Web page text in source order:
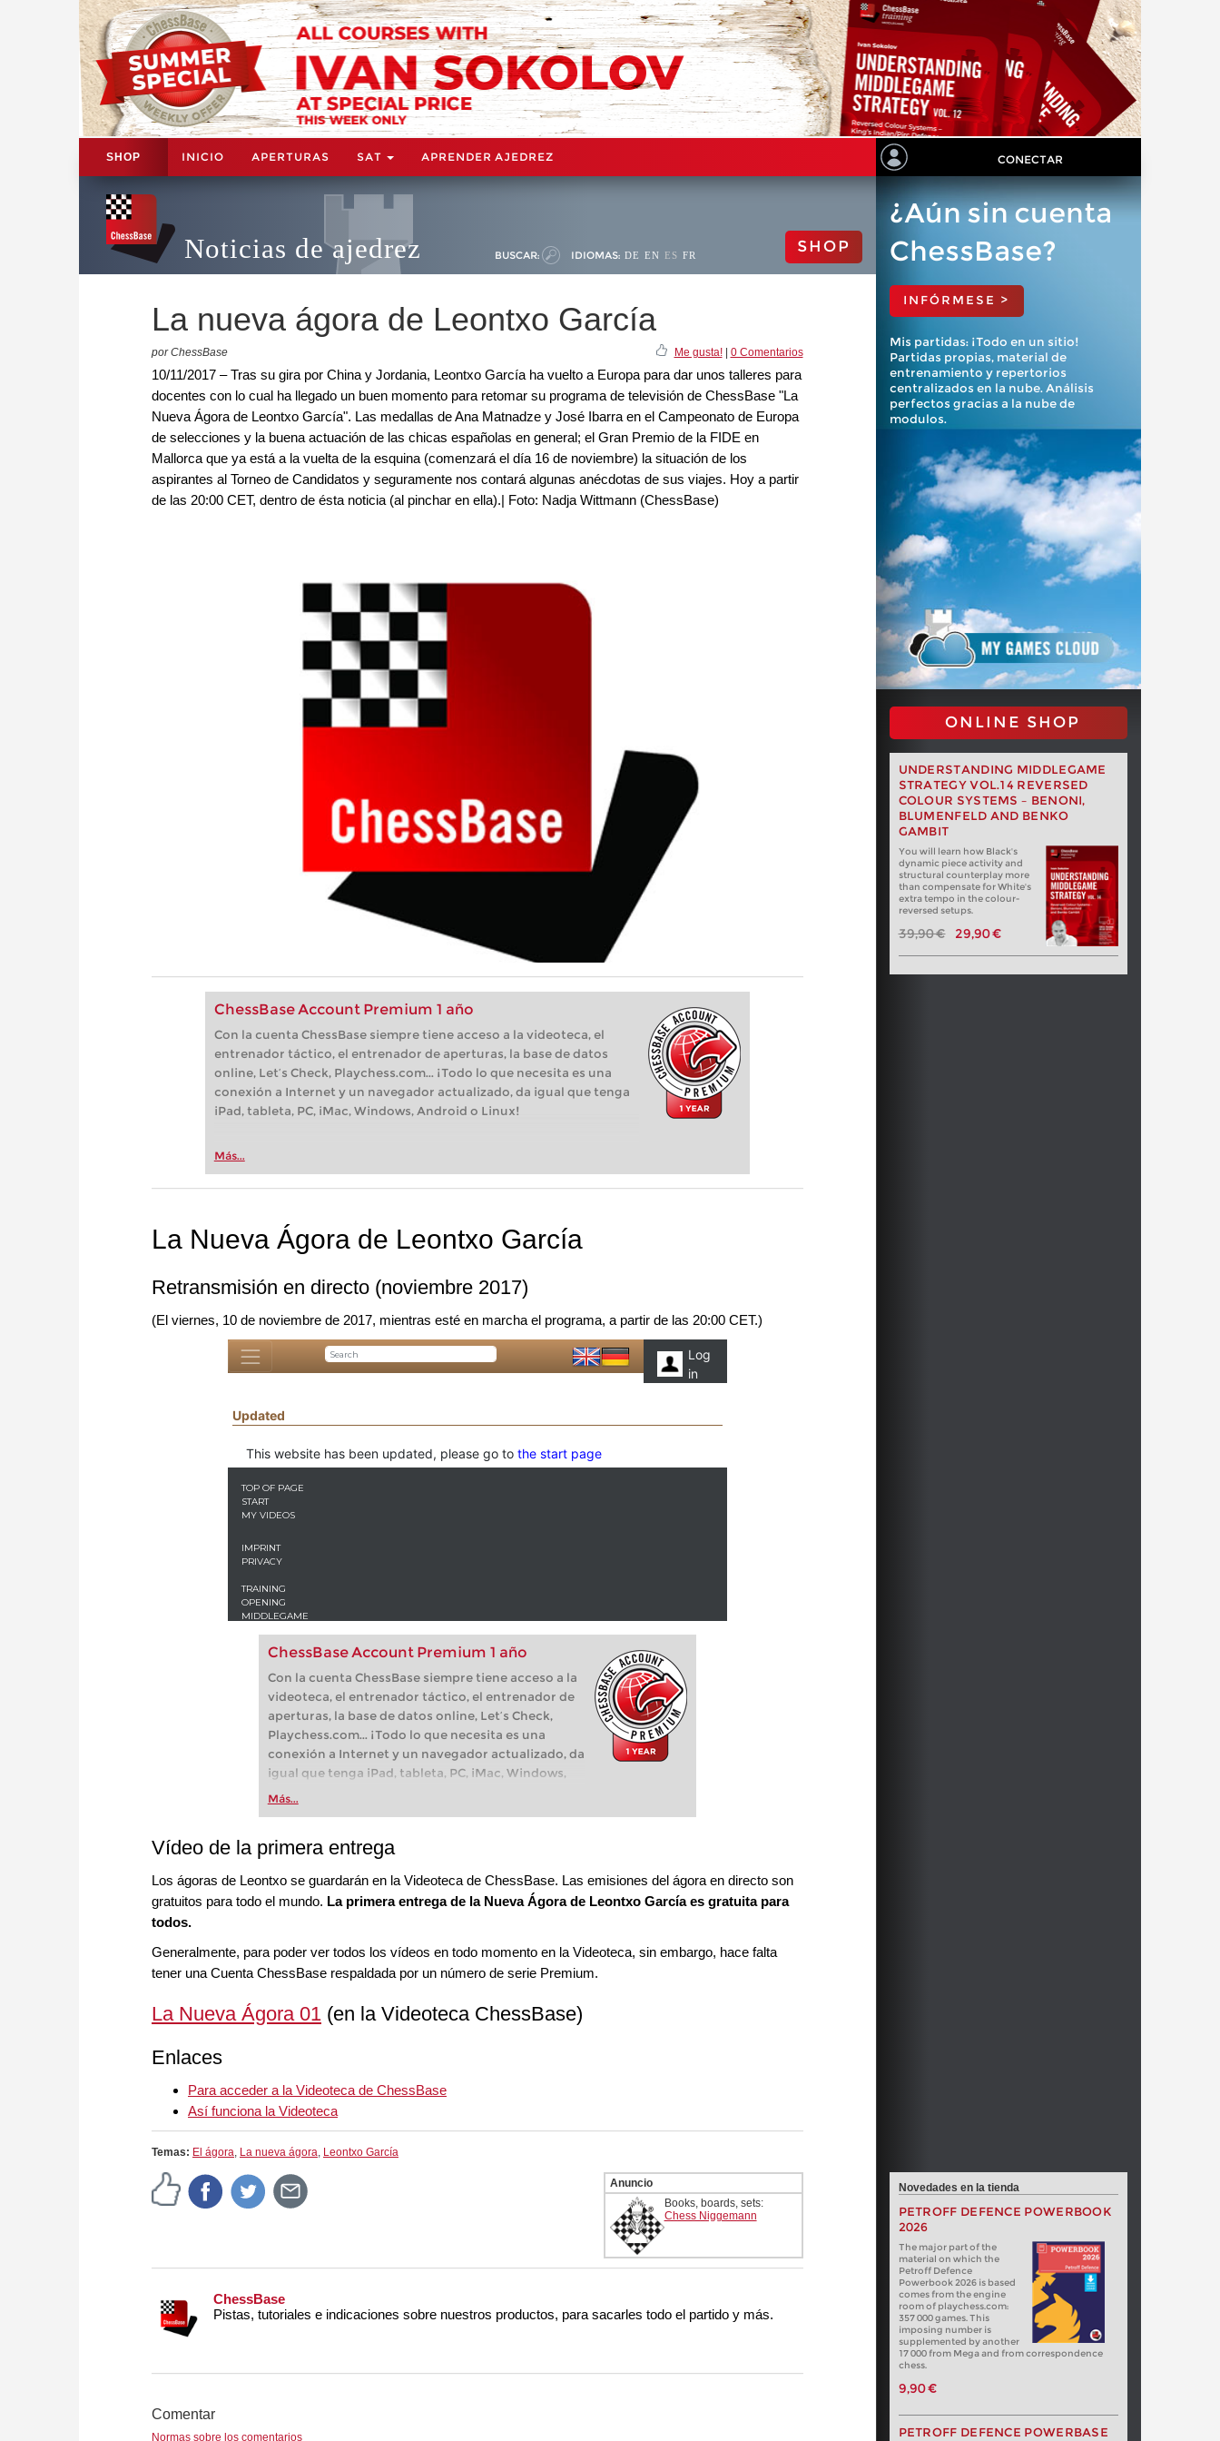
SHOP INICIO APERTURAS SAT APRENDER AJEDREZ CONECTAR
Noticias de ajedrez BUSCAR: IDIOMAS: DE EN ES FR SHOP
La nueva ágora de Leontxo García
por ChessBase Me gusta!| 0 Comentarios
10/11/2017 – Tras su gira por China y Jordania, Leontxo García ha vuelto a Europa para dar unos talleres para
docentes con lo cual ha llegado un buen momento para retomar su programa de televisión de ChessBase "La
Nueva Ágora de Leontxo García". Las medallas de Ana Matnadze y José Ibarra en el Campeonato de Europa
de selecciones y la buena actuación de las chicas españolas en general; el Gran Premio de la FIDE en
Mallorca que ya está a la vuelta de la esquina (comenzará el día 16 de noviembre) la situación de los
aspirantes al Torneo de Candidatos y seguramente nos contará algunas anécdotas de sus viajes. Hoy a partir
de las 20:00 CET, dentro de ésta noticia (al pinchar en ella).| Foto: Nadja Wittmann (ChessBase)
ChessBase Account Premium 1 año
Con la cuenta ChessBase siempre tiene acceso a la videoteca, el
entrenador táctico, el entrenador de aperturas, la base de datos
online, Let’s Check, Playchess.com... ¡Todo lo que necesita es una
conexión a Internet y un navegador actualizado, da igual que tenga
iPad, tableta, PC, iMac, Windows, Android o Linux!
Más...
¿Aún sin cuenta
ChessBase?
INFÓRMESE >
Mis partidas: ¡Todo en un sitio!
Partidas propias, material de
entrenamiento y repertorios
centralizados en la nube. Análisis
perfectos gracias a la nube de
modulos.
ONLINE SHOP
UNDERSTANDING MIDDLEGAME
STRATEGY VOL.14 REVERSED
COLOUR SYSTEMS – BENONI,
BLUMENFELD AND BENKO
GAMBIT
You will learn how Black's
dynamic piece activity and
structural counterplay more
than compensate for White's
extra tempo in the colour-
reversed setups.
39,90 € 29,90 €
La Nueva Ágora de Leontxo García
Retransmisión en directo (noviembre 2017)
(El viernes, 10 de noviembre de 2017, mientras esté en marcha el programa, a partir de las 20:00 CET.)
ChessBase Account Premium 1 año
Con la cuenta ChessBase siempre tiene acceso a la
videoteca, el entrenador táctico, el entrenador de
aperturas, la base de datos online, Let’s Check,
Playchess.com... ¡Todo lo que necesita es una
conexión a Internet y un navegador actualizado, da
igual que tenga iPad, tableta, PC, iMac, Windows,
Android o Linux!
Más...
Vídeo de la primera entrega
Los ágoras de Leontxo se guardarán en la Videoteca de ChessBase. Las emisiones del ágora en directo son
gratuitos para todo el mundo. La primera entrega de la Nueva Ágora de Leontxo García es gratuita para
todos.
Generalmente, para poder ver todos los vídeos en todo momento en la Videoteca, sin embargo, hace falta
tener una Cuenta ChessBase respaldada por un número de serie Premium.
La Nueva Ágora 01 (en la Videoteca ChessBase)
Enlaces
Para acceder a la Videoteca de ChessBase
Así funciona la Videoteca
Temas: El ágora, La nueva ágora, Leontxo García
Anuncio
Books, boards, sets:
Chess Niggemann
ChessBase
Pistas, tutoriales e indicaciones sobre nuestros productos, para sacarles todo el partido y más.
Comentar
Normas sobre los comentarios
Novedades en la tienda
PETROFF DEFENCE POWERBOOK
2026
The major part of the
material on which the
Petroff Defence
Powerbook 2026 is based
comes from the engine
room of playchess.com:
357 000 games. This
imposing number is
supplemented by another
17 000 from Mega and from correspondence
chess.
9,90 €
PETROFF DEFENCE POWERBASE